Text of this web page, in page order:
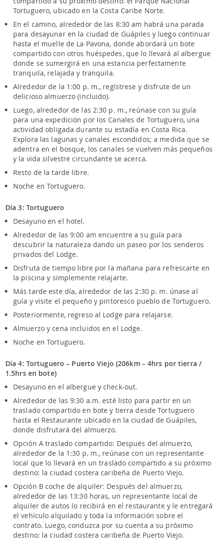
Tortuguero, ubicado en la Costa Caribe Norte.
En el camino, alrededor de las 8:30 am habrá una parada
para desayunar en la ciudad de Guápiles y luego continuar
hasta el muelle de La Pavona, donde abordará un bote
compartido con otros huéspedes, que lo llevará al albergue
donde se sumergirá en una estancia perfectamente
tranquila, relajada y tranquila.
Alrededor de la 1:00 p. m., regístrese y disfrute de un
delicioso almuerzo (incluido).
Luego, alrededor de las 2:30 p. m., reúnase con su guía
para una expedición por los Canales de Tortuguero, una
actividad obligada durante su estadía en Costa Rica.
Explora las lagunas y canales escondidos; a medida que se
adentra en el bosque, los canales se vuelven más pequeños
y la vida silvestre circundante se acerca.
Resto de la tarde libre.
Noche en Tortuguero.
Día 3: Tortuguero
Desayuno en el hotel.
Alrededor de las 9:00 am encuentre a su guía para
descubrir la naturaleza dando un paseo por los senderos
privados del Lodge.
Disfruta de tiempo libre por la mañana para refrescarte en
la piscina y simplemente relajarte.
Más tarde este día, alrededor de las 2:30 p. m. únase al
guía y visite el pequeño y pintoresco pueblo de Tortuguero.
Posteriormente, regreso al Lodge para relajarse.
Almuerzo y cena incluidos en el Lodge.
Noche en Tortuguero.
Día 4: Tortuguero – Puerto Viejo (206km – 4hrs por tierra /
1.5hrs en bote)
Desayuno en el albergue y check-out.
Alrededor de las 9:30 a.m. esté listo para partir en un
traslado compartido en bote y tierra desde Tortuguero
hasta el Restaurante ubicado en la ciudad de Guápiles,
donde disfrutará del almuerzo.
Opción A traslado compartido: Después del almuerzo,
alrededor de la 1:30 p. m., reúnase con un representante
local que lo llevará en un traslado compartido a su próximo
destino: la ciudad costera caribeña de Puerto Viejo.
Opción B coche de alquiler: Después del almuerzo,
alrededor de las 13:30 horas, un representante local de
alquiler de autos lo recibirá en el restaurante y le entregará
el vehículo alquilado y toda la información sobre el
contrato. Luego, conduzca por su cuenta a su próximo
destino: la ciudad costera caribeña de Puerto Viejo.